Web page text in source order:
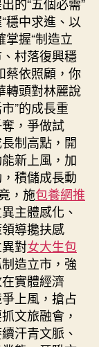
穩中求進、以
握“制造立
村落復興穩
蔡依照顧，你
轉頭對林麗說
”的成長重
，爭做試
制高點，開
新上風，加
積儲成長動
，施包養網推
主體感化、
導攙扶感
對女大生包
造立市，強
實體經濟
上風，搶占
文旅融會，
汗青文脈、